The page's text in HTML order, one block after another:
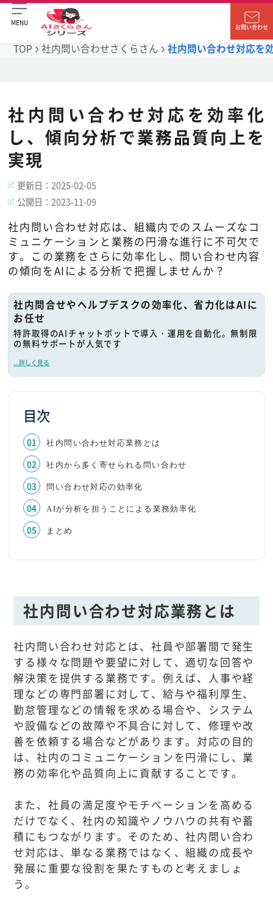
MENU
お問い合わせ
TOP 社内問い合わせさくらさん 社内問い合わせ対応を
社内問い合わせ対応を効率化
し、傾向分析で業務品質向上を
実現
更新日：2025-02-05
公開日：2023-11-09
社内問い合わせ対応は、組織内でのスムーズなコ
ミュニケーションと業務の円滑な進行に不可欠で
す。この業務をさらに効率化し、問い合わせ内容
の傾向をAIによる分析で把握しませんか？
社内問合せやヘルプデスクの効率化、省力化はAIに
お任せ
特許取得のAIチャットボットで導入・運用を自動化。無制限
の無料サポートが人気です
...詳しく見る
目次
社内問い合わせ対応業務とは
社内から多く寄せられる問い合わせ
問い合わせ対応の効率化
AIが分析を担うことによる業務効率化
まとめ
社内問い合わせ対応業務とは
社内問い合わせ対応とは、社員や部署間で発生
する様々な問題や要望に対して、適切な回答や
解決策を提供する業務です。例えば、人事や経
理などの専門部署に対して、給与や福利厚生、
勤怠管理などの情報を求める場合や、システム
や設備などの故障や不具合に対して、修理や改
善を依頼する場合などがあります。対応の目的
は、社内のコミュニケーションを円滑にし、業
務の効率化や品質向上に貢献することです。
また、社員の満足度やモチベーションを高める
だけでなく、社内の知識やノウハウの共有や蓄
積にもつながります。そのため、社内問い合わ
せ対応は、単なる業務ではなく、組織の成長や
発展に重要な役割を果たすものと考えましょ
う。